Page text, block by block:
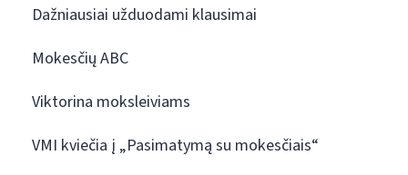
Dažniausiai užduodami klausimai
Mokesčių ABC
Viktorina moksleiviams
VMI kviečia į „Pasimatymą su mokesčiais“